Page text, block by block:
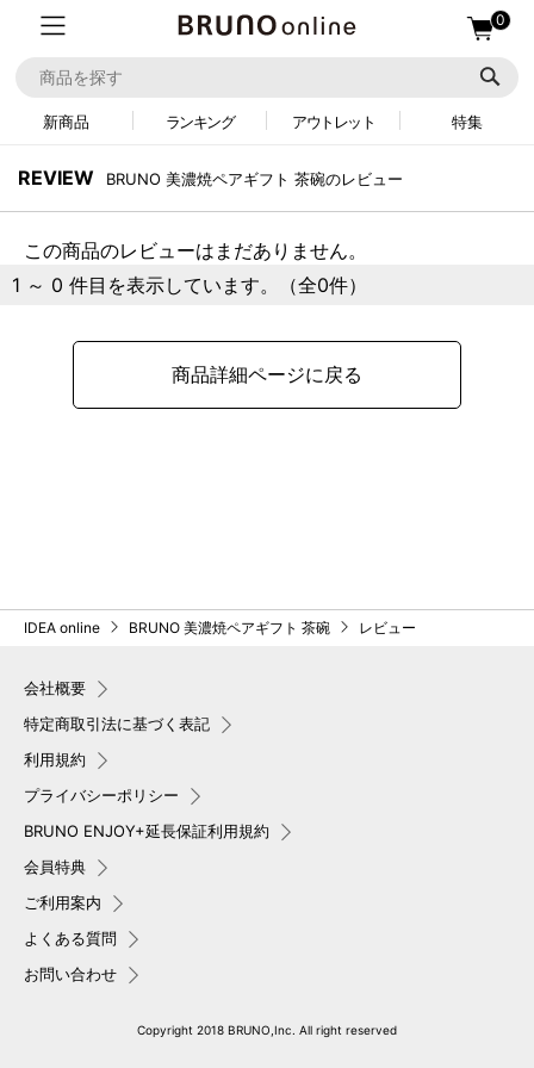
0
新商品 ランキング アウトレット 特集
REVIEW BRUNO 美濃焼ペアギフト 茶碗のレビュー
この商品のレビューはまだありません。
1 ～ 0 件目を表示しています。（全0件）
商品詳細ページに戻る
IDEA online BRUNO 美濃焼ペアギフト 茶碗 レビュー
会社概要
特定商取引法に基づく表記
利用規約
プライバシーポリシー
BRUNO ENJOY+延長保証利用規約
会員特典
ご利用案内
よくある質問
お問い合わせ
Copyright 2018 BRUNO,Inc. All right reserved